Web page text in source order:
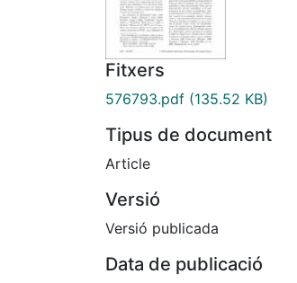
Fitxers
576793.pdf (135.52 KB)
Tipus de document
Article
Versió
Versió publicada
Data de publicació